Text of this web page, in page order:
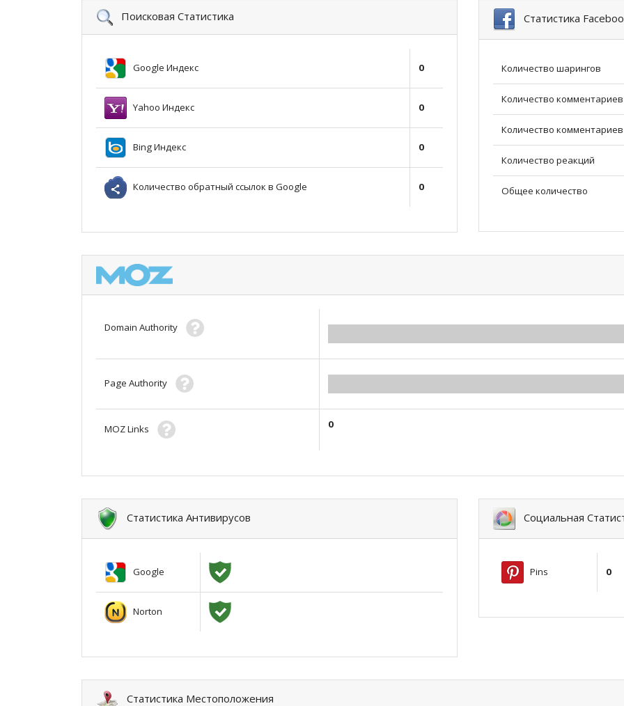
Поисковая Статистика
Google Индекс 0
Yahoo Индекс 0
Bing Индекс 0
Количество обратный ссылок в Google 0
Статистика
Количество шарингов
Количество комментариев
Количество
Количество реакций
Общее количество
Domain Authority
Page Authority
MOZ Links 0
Статистика Антивирусов
Google
Norton
Социальная
Pins 0
Статистика Местоположения